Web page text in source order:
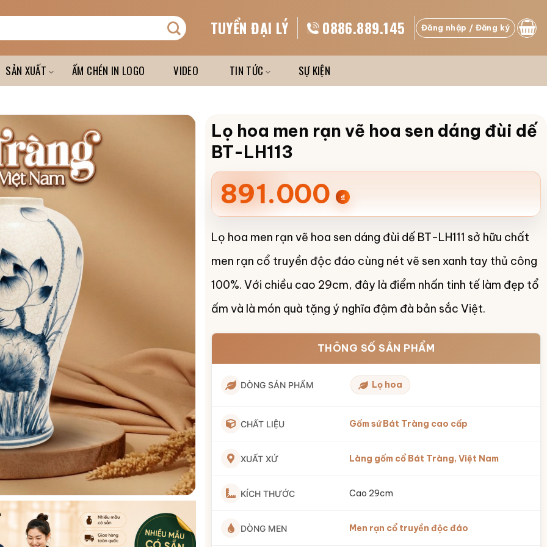
TUYỂN ĐẠI LÝ 0886.889.145 Đăng nhập / Đăng ký
SẢN XUẤT ẤM CHÉN IN LOGO VIDEO TIN TỨC SỰ KIỆN
Lọ hoa men rạn vẽ hoa sen dáng đùi dế
BT-LH113
891.000 ₫
Lọ hoa men rạn vẽ hoa sen dáng đùi dế BT-LH111 sở hữu chất
men rạn cổ truyền độc đáo cùng nét vẽ sen xanh tay thủ công
100%. Với chiều cao 29cm, đây là điểm nhấn tinh tế làm đẹp tổ
ấm và là món quà tặng ý nghĩa đậm đà bản sắc Việt.
THÔNG SỐ SẢN PHẨM
DÒNG SẢN PHẨM Lọ hoa
CHẤT LIỆU Gốm sứ Bát Tràng cao cấp
XUẤT XỨ Làng gốm cổ Bát Tràng, Việt Nam
KÍCH THƯỚC Cao 29cm
DÒNG MEN Men rạn cổ truyền độc đáo